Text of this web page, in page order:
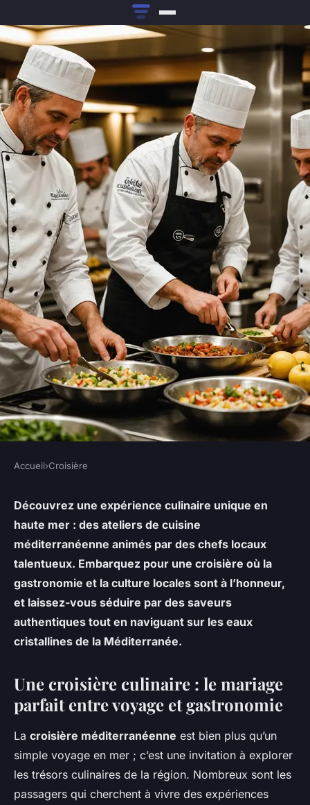
Quelle croisière propose des
ateliers de cuisine
méditerranéenne avec des
chefs locaux?
Lisa•10 septembre 2024• 6 min de lecture
Accueil›Croisière
Découvrez une expérience culinaire unique en
haute mer : des ateliers de cuisine
méditerranéenne animés par des chefs locaux
talentueux. Embarquez pour une croisière où la
gastronomie et la culture locales sont à l’honneur,
et laissez-vous séduire par des saveurs
authentiques tout en naviguant sur les eaux
cristallines de la Méditerranée.
Une croisière culinaire : le mariage
parfait entre voyage et gastronomie
La croisière méditerranéenne est bien plus qu’un
simple voyage en mer ; c’est une invitation à explorer
les trésors culinaires de la région. Nombreux sont les
passagers qui cherchent à vivre des expériences